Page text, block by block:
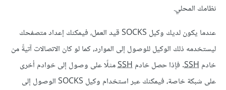
نظامك المحلي.
عندما يكون لديك وكيل SOCKS قيد العمل، فيمكنك إعداد متصفحك
ليستخدمه ذلك الوكيل للوصول إلى الموارد، كما لو كان الاتصالات آتيةً من
خادم SSH. فإذا حصل خادم SSHمثلًا على وصول إلى خوادم أخرى
على شبكة خاصة، فيمكنك عبر استخدام وكيل SOCKS الوصول إلى